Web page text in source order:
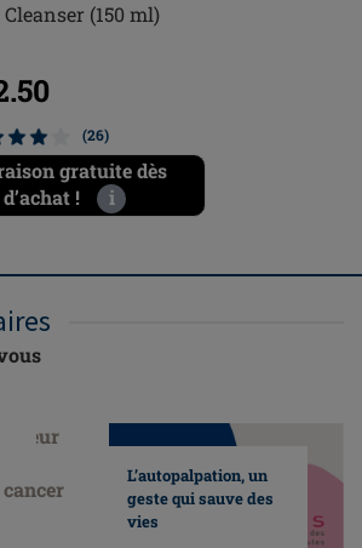
Cleanser (150 ml)
(26)
gratuite dès
!
i
L’autopalpation, un
geste qui sauve des
vies